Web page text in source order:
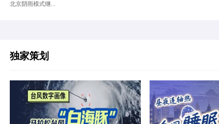
北京阴雨模式继...
独家策划